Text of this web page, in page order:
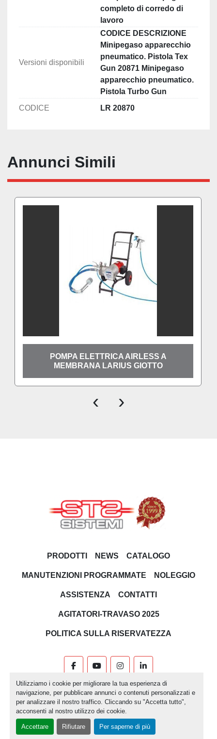
Utilizziamo i cookie per migliorare la tua esperienza di
navigazione, per pubblicare annunci o contenuti personalizzati e
per analizzare il nostro traffico. Cliccando su "Accetta tutto",
acconsenti al nostro utilizzo dei cookie.
Accettare Rifiutare Per saperne di più
completo di corredo di
lavoro
Versioni disponibili
CODICE DESCRIZIONE
Minipegaso apparecchio
pneumatico. Pistola Tex
Gun 20871 Minipegaso
apparecchio pneumatico.
Pistola Turbo Gun
CODICE
LR 20870
Annunci Simili
POMPA ELETTRICA AIRLESS A
MEMBRANA LARIUS GIOTTO
‹ ›
PRODOTTI NEWS CATALOGO
MANUTENZIONI PROGRAMMATE NOLEGGIO
ASSISTENZA CONTATTI
AGITATORI-TRAVASO 2025
POLITICA SULLA RISERVATEZZA
facebookyoutubeinstagramlinkedin
Machinio Systemsito web diMachinio
Personalizza le preferenze sui Cookies